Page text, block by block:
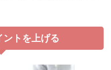
ントを上げる